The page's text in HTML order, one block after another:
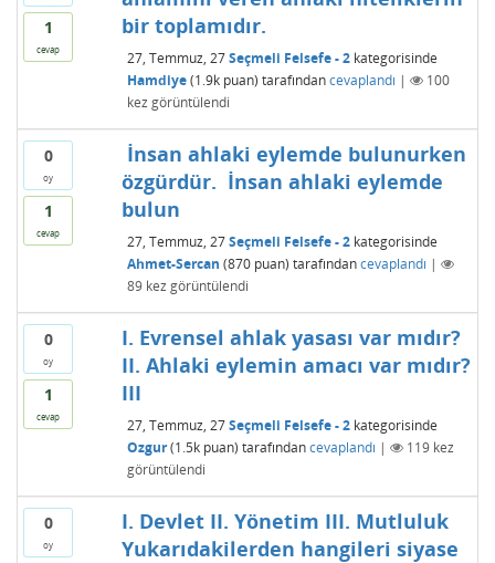
1
cevap
bir toplamıdır.
27, Temmuz, 27 Seçmeli Felsefe - 2kategorisinde
Hamdiye (1.9kpuan) tarafından cevaplandı |
100
kez görüntülendi
0
oy
1
cevap
 İnsan ahlaki eylemde bulunurken
özgürdür.  İnsan ahlaki eylemde
bulun
27, Temmuz, 27 Seçmeli Felsefe - 2kategorisinde
Ahmet-Sercan (870puan) tarafından cevaplandı |
89kez görüntülendi
0
oy
1
cevap
I. Evrensel ahlak yasası var mıdır?
II. Ahlaki eylemin amacı var mıdır?
III
27, Temmuz, 27 Seçmeli Felsefe - 2kategorisinde
Ozgur (1.5kpuan) tarafından cevaplandı | 119kez
görüntülendi
0
oy
I. Devlet II. Yönetim III. Mutluluk
Yukarıdakilerden hangileri siyase